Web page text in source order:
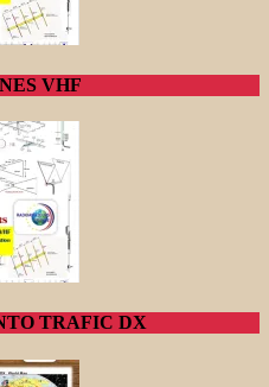
VHF
TRAFIC DX